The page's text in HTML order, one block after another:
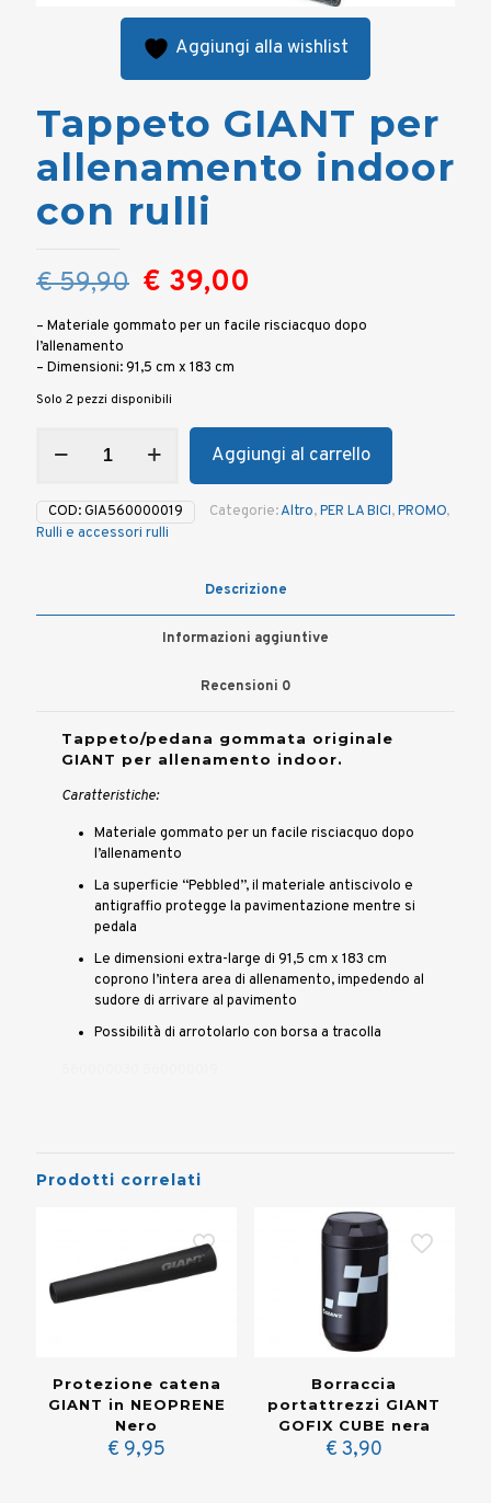
Aggiungi alla wishlist
Tappeto GIANT per
allenamento indoor
con rulli
€59,90 Il
prezzo
originale
era:
€ 59,90.
€ 39,00
prezzo
attuale
– Materiale gommato per un facile risciacquo dopo
l’allenamento
– Dimensioni: 91,5 cm x 183 cm
Solo 2 pezzi disponibili
GIANT
allenamento
indoor
con
Aggiungi al carrello
COD:GIA560000019 Categorie:Altro,PER LA BICI,PROMO,
Rulli e accessori rulli
Descrizione
Informazioni aggiuntive
Recensioni 0
Tappeto/pedana gommata originale
GIANT per allenamento indoor.
Caratteristiche:
Materiale gommato per un facile risciacquo dopo
l’allenamento
La superficie “Pebbled”, il materiale antiscivolo e
antigraffio protegge la pavimentazione mentre si
pedala
Le dimensioni extra-large di 91,5 cm x 183 cm
coprono l’intera area di allenamento, impedendo al
sudore di arrivare al pavimento
Possibilità di arrotolarlo con borsa a tracolla
Prodotti correlati
Protezione catena
GIANT in NEOPRENE
Nero
€ 9,95
Borraccia
portattrezzi GIANT
GOFIX CUBE nera
€ 3,90